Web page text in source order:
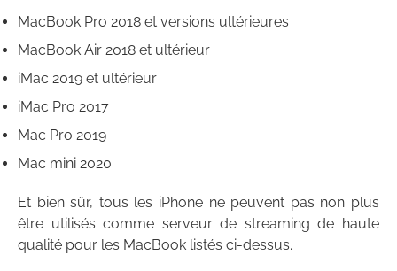
MacBook Pro 2018 et versions ultérieures
MacBook Air 2018 et ultérieur
iMac 2019 et ultérieur
iMac Pro 2017
Mac Pro 2019
Mac mini 2020
Et bien sûr, tous les iPhone ne peuvent pas non plus
être utilisés comme serveur de streaming de haute
qualité pour les MacBook listés ci-dessus.